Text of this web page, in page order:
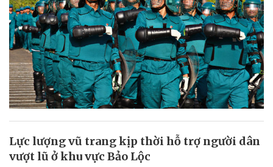
Lực lượng vũ trang kịp thời hỗ trợ người dân
vượt lũ ở khu vực Bảo Lộc